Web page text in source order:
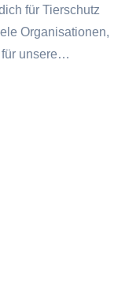
für Tierschutz
Organisationen,
für unsere…